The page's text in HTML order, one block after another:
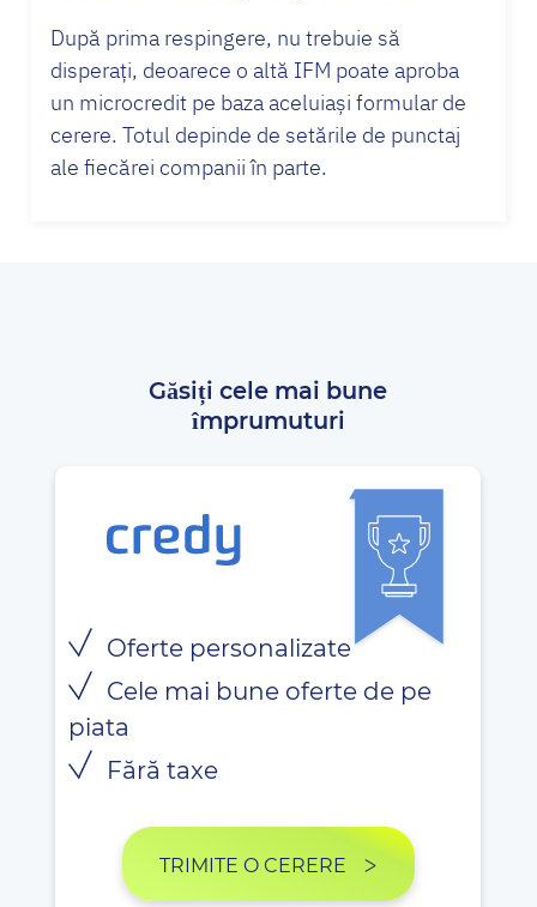
După prima respingere, nu trebuie să
disperați, deoarece o altă IFM poate aproba
un microcredit pe baza aceluiași formular de
cerere. Totul depinde de setările de punctaj
ale fiecărei companii în parte.
Găsiți cele mai bune
împrumuturi
Oferte personalizate
Cele mai bune oferte de pe
piata
Fără taxe
TRIMITE O CERERE